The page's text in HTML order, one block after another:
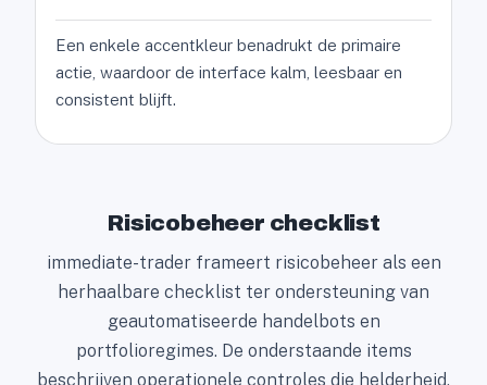
Een enkele accentkleur benadrukt de primaire
actie, waardoor de interface kalm, leesbaar en
consistent blijft.
Risicobeheer checklist
immediate-trader frameert risicobeheer als een
herhaalbare checklist ter ondersteuning van
geautomatiseerde handelbots en
portfolioregimes. De onderstaande items
beschrijven operationele controles die helderheid,